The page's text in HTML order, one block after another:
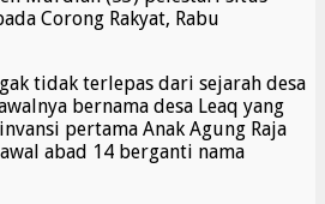
Corong Rakyat, Rabu
tidak terlepas dari sejarah desa
bernama desa Leaq yang
pertama Anak Agung Raja
abad 14 berganti nama